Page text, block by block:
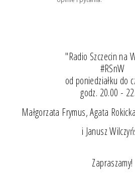
"Radio Szczecin na
#RSnW
od poniedziałku do
godz. 20.00 -
Małgorzata Frymus, Agata
i Janusz
Zapraszamy!